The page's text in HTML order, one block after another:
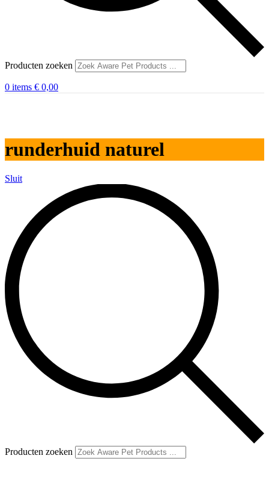
Producten zoeken
0 items € 0,00
runderhuid naturel
Sluit
Producten zoeken